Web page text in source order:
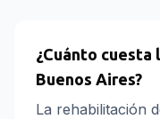
¿Cuánto cuesta
Buenos Aires?
La rehabilitación